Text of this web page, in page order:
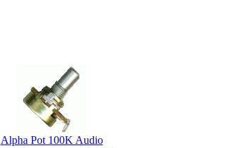
Alpha Pot 100K Audio